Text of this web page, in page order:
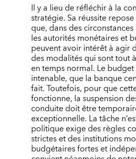
Il y a lieu de réfléchir à la
stratégie. Sa réussite
que, dans des
les autorités monétaires et
peuvent avoir intérêt à agir
des modalités qui sont tout
en temps normal. Le
intenable, que la banque
fait. Toutefois, pour que
fonctionne, la suspension
conduite doit être
exceptionnelle. La tâche
politique exige des règles
strictes et des institutions
budgétaires fortes et